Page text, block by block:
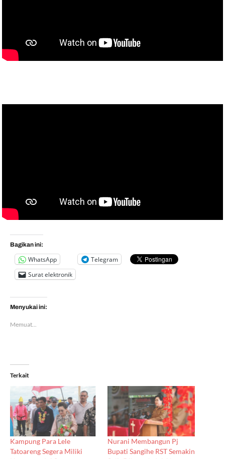
Bagikan ini:
WhatsApp
Telegram
Surat elektronik
Menyukai ini:
Memuat...
Terkait
Kampung Para Lele
Tatoareng Segera Miliki
Nurani Membangun Pj
Bupati Sangihe RST Semakin